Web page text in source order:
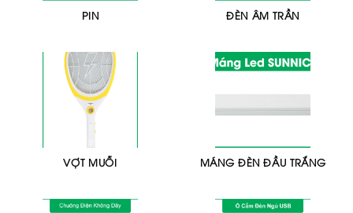
PIN ĐÈN ÂM TRẦN
VỢT MUỖI MÁNG ĐÈN ĐẦU TRẮNG